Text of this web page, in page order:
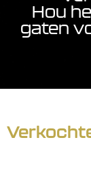
Hou
gaten